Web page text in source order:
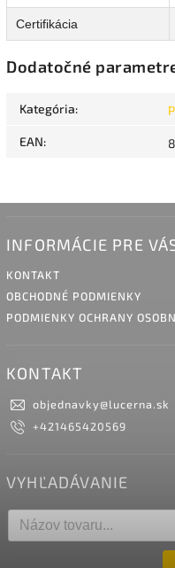
Certifikácia
Dodatočné
Kategória:
EAN:
INFORMÁCIE PRE
KONTAKT
OBCHODNÉ PODMIENKY
PODMIENKY OCHRANY
KONTAKT
objednavky@lucerna.sk
+421465420569
VYHĽADÁVANIE